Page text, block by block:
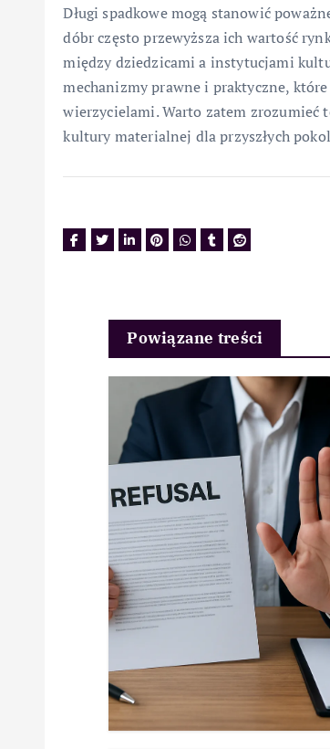
Długi spadkowe mogą stanowić
dóbr często przewyższa ich wartość
między dziedzicami a instytucjami
mechanizmy prawne i praktyczne,
wierzycielami. Warto zatem zrozumieć
kultury materialnej dla przyszłych
Powiązane treści